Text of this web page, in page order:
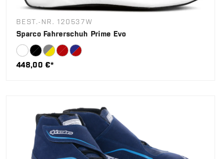
BEST.-NR. 120537W
Sparco Fahrerschuh Prime Evo
448,00 €*